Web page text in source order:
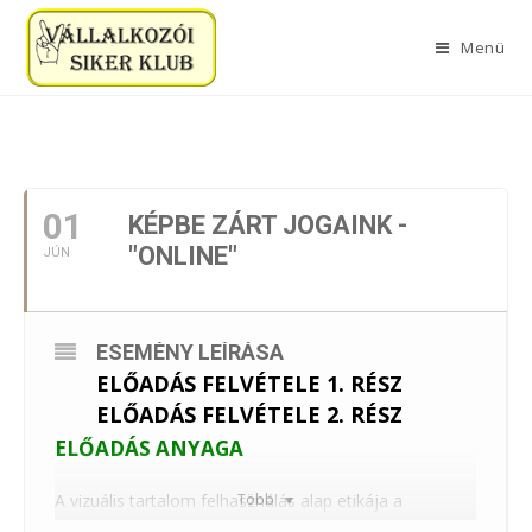
Menü
01
JÚN
KÉPBE ZÁRT JOGAINK -
"ONLINE"
Több
ESEMÉNY LEÍRÁSA
ELŐADÁS FELVÉTELE 1. RÉSZ
ELŐADÁS FELVÉTELE 2. RÉSZ
ELŐADÁS ANYAGA
A vizuális tartalom felhasználás alap etikája a